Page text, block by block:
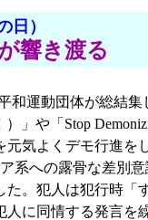
日）
響き渡る
和運動団体が総結
や「Stop
気よくデモ行進を
系への露骨な差別
。犯人は犯行時「
に同情する発言を